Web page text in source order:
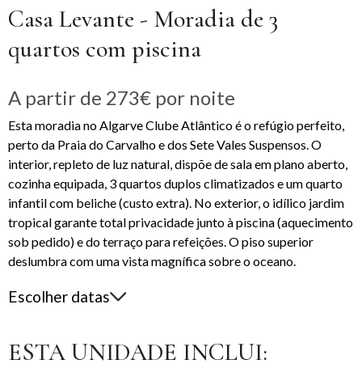
Casa Levante - Moradia de 3
quartos com piscina
A partir de 273€ por noite
Esta moradia no Algarve Clube Atlântico é o refúgio perfeito,
perto da Praia do Carvalho e dos Sete Vales Suspensos. O
interior, repleto de luz natural, dispõe de sala em plano aberto,
cozinha equipada, 3 quartos duplos climatizados e um quarto
infantil com beliche (custo extra). No exterior, o idílico jardim
tropical garante total privacidade junto à piscina (aquecimento
sob pedido) e do terraço para refeições. O piso superior
deslumbra com uma vista magnífica sobre o oceano.
Escolher datas
ESTA UNIDADE INCLUI: